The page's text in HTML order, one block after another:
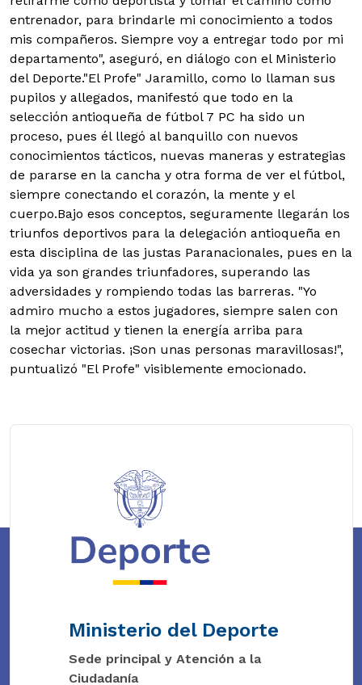
entrenador, para brindarle mi conocimiento a todos
mis compañeros. Siempre voy a entregar todo por mi
departamento", aseguró, en diálogo con el Ministerio
del Deporte."El Profe" Jaramillo, como lo llaman sus
pupilos y allegados, manifestó que todo en la
selección antioqueña de fútbol 7 PC ha sido un
proceso, pues él llegó al banquillo con nuevos
conocimientos tácticos, nuevas maneras y estrategias
de pararse en la cancha y otra forma de ver el fútbol,
siempre conectando el corazón, la mente y el
cuerpo.Bajo esos conceptos, seguramente llegarán los
triunfos deportivos para la delegación antioqueña en
esta disciplina de las justas Paranacionales, pues en la
vida ya son grandes triunfadores, superando las
adversidades y rompiendo todas las barreras. "Yo
admiro mucho a estos jugadores, siempre salen con
la mejor actitud y tienen la energía arriba para
cosechar victorias. ¡Son unas personas maravillosas!",
puntualizó "El Profe" visiblemente emocionado.
Ministerio del Deporte
Sede principal y Atención a la
Ciudadanía